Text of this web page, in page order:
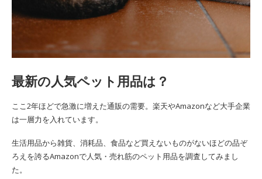
最新の人気ペット用品は？
ここ2年ほどで急激に増えた通販の需要。楽天やAmazonなど大手企業
は一層力を入れています。
生活用品から雑貨、消耗品、食品など買えないものがないほどの品ぞ
ろえを誇るAmazonで人気・売れ筋のペット用品を調査してみまし
た。